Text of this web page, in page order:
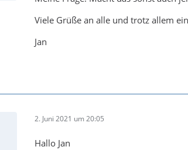
Viele Grüße an alle und trotz allem
Jan
2. Juni 2021 um 20:05
Hallo Jan